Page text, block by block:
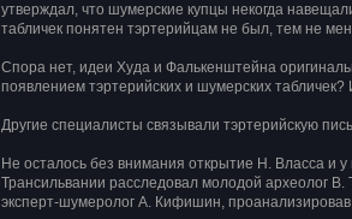
утверждал, что шумерские купцы некогда
табличек понятен тэртерийцам не был, тем не
Спора нет, идеи Худа и Фалькенштейна
появлением тэртерийских и шумерских
Другие специалисты связывали тэртерийскую
Не осталось без внимания открытие Н. Власса и
Трансильвании расследовал молодой археолог
эксперт-шумеролог А. Кифишин,